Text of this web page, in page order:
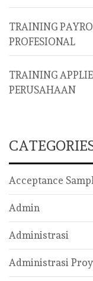
TRAINING
PROFESIONAL
TRAINING
PERUSAHAAN
Acceptance
Admin
Administrasi
Administrasi